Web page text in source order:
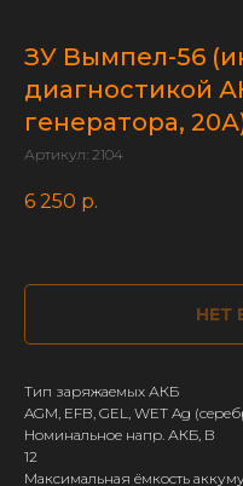
ЗУ Вымпел-56
диагностикой
генератора,
Артикул: 2104
6 250 р.
НЕТ
Тип заряжаемых АКБ
AGM, EFB, GEL, WET Ag
Номинальное напр. АКБ, В
12
Максимальная ёмкость